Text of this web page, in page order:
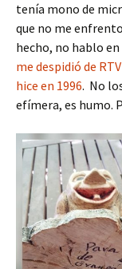
tenía mono de
que no me
hecho, no hablo
me despidió de
hice en 1996. No
efímera, es humo.